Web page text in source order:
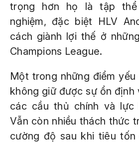
trọng hơn họ là tập
nghiệm, đặc biệt HLV
cách giành lợi thế ở
Champions League.
Một trong những điểm
không giữ được sự ổn định
các cầu thủ chính và lực
Vẫn còn nhiều thách thức
cường độ sau khi tiêu tốn